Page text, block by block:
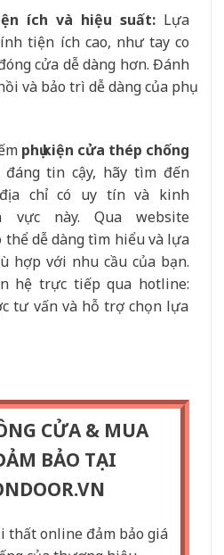
ích và hiệu suất:Lựa
tiện ích cao, như tay co
cửa dễ dàng hơn. Đánh
và bảo trì dễ dàng của phụ
phụ kiện cửa thép chống
tin cậy, hãy tìm đến
chỉ có uy tín và kinh
vực này. Qua website
thể dễ dàng tìm hiểu và lựa
hợp với nhu cầu của bạn.
hệ trực tiếp qua hotline:
tư vấn và hỗ trợ chọn lựa
CỬA & MUA
BẢO TẠI
thất online đảm bảo giá